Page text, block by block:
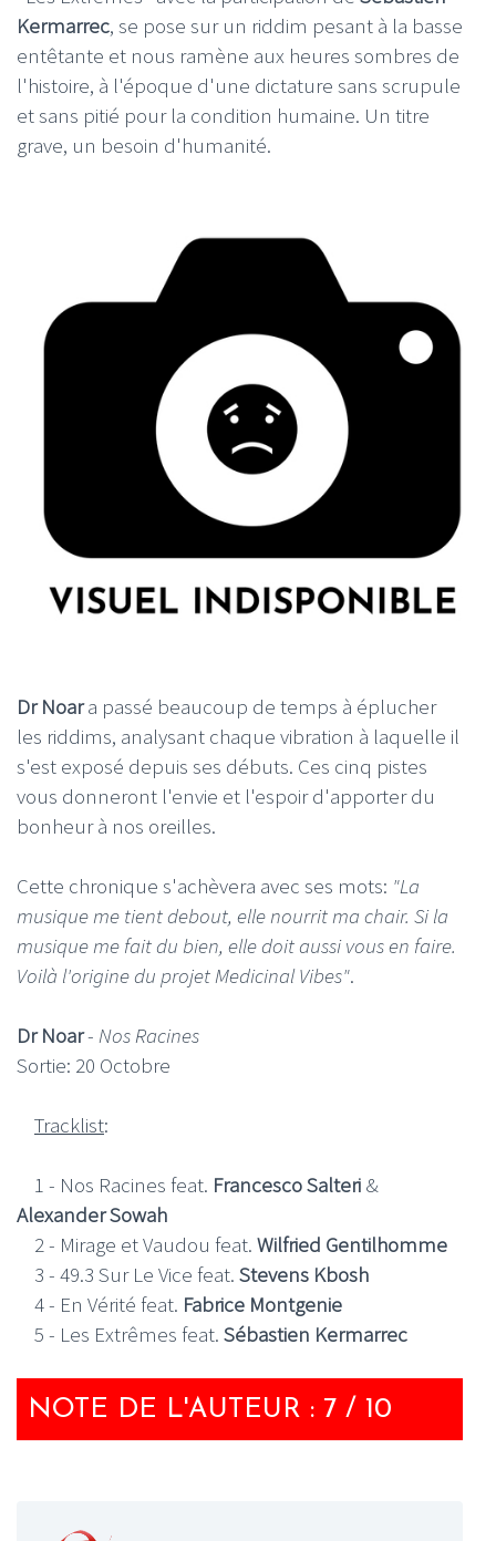
Kermarrec, se pose sur un riddim pesant à la basse
entêtante et nous ramène aux heures sombres de
l'histoire, à l'époque d'une dictature sans scrupule
et sans pitié pour la condition humaine. Un titre
grave, un besoin d'humanité.
Dr Noara passé beaucoup de temps à éplucher
les riddims, analysant chaque vibration à laquelle il
s'est exposé depuis ses débuts. Ces cinq pistes
vous donneront l'envie et l'espoir d'apporter du
bonheur à nos oreilles.
Cette chronique s'achèvera avec ses mots: "La
musique me tient debout, elle nourrit ma chair. Si la
musique me fait du bien, elle doit aussi vous en faire.
Voilà l'origine du projet Medicinal Vibes".
Dr Noar- Nos Racines
Sortie: 20 Octobre
Tracklist:
1 - Nos Racines feat. Francesco Salteri &
Alexander Sowah
2 - Mirage et Vaudou feat. Wilfried Gentilhomme
3 - 49.3 Sur Le Vice feat. Stevens Kbosh
4 - En Vérité feat. Fabrice Montgenie
5 - Les Extrêmes feat. Sébastien Kermarrec
NOTE DE L'AUTEUR : 7 / 10